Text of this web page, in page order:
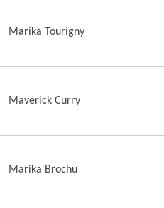
Marika Tourigny
Maverick Curry
Marika Brochu